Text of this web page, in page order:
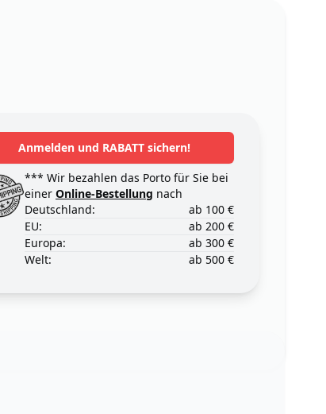
Anmelden und RABATT sichern!
*** Wir bezahlen das Porto für Sie bei
einer Online-Bestellung nach
Deutschland:
ab 100 €
EU:
ab 200 €
Europa:
ab 300 €
Welt:
ab 500 €